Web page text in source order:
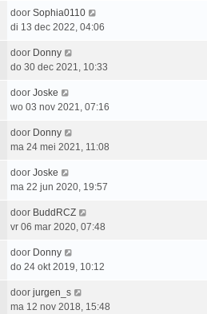
c
h
e
b
e
c
h
t
s
e
b
e
c
h
L
a
t
s
e
b
e
c
h
door Sophia0110
di 13 dec 2022, 04:06
L
a
t
s
e
b
e
c
h
door Donny
do 30 dec 2021, 10:33
L
a
t
s
e
b
e
c
h
door Joske
wo 03 nov 2021, 07:16
L
a
t
s
e
b
e
c
h
door Donny
ma 24 mei 2021, 11:08
L
a
t
s
e
b
e
door Joske
ma 22 jun 2020, 19:57
L
a
t
s
e
door BuddRCZ
vr 06 mar 2020, 07:48
L
a
t
s
door Donny
do 24 okt 2019, 10:12
L
a
door jurgen_s
ma 12 nov 2018, 15:48